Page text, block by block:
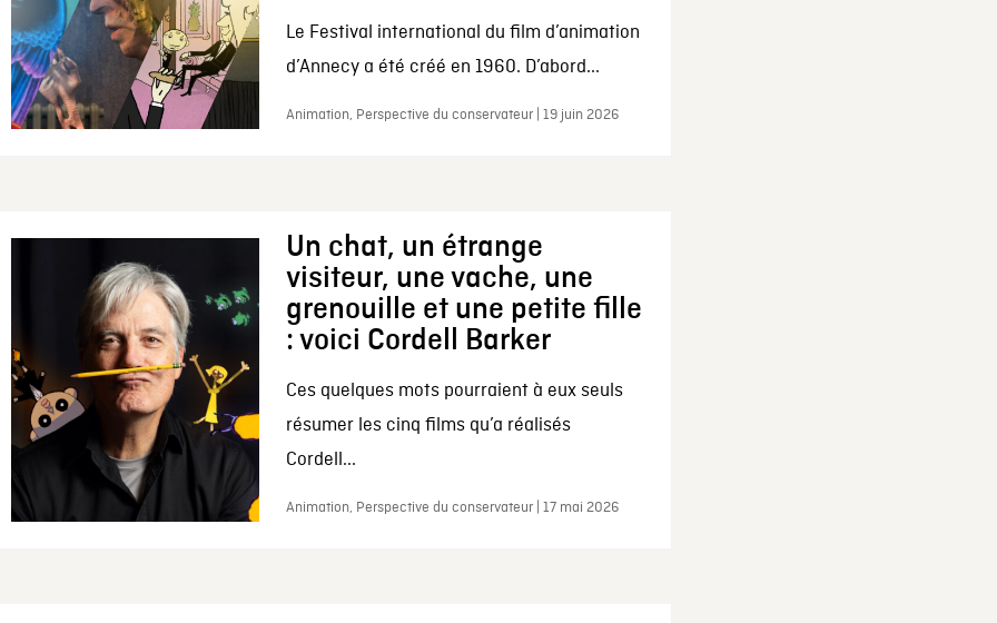
Le Festival international du film d’animation
d’Annecy a été créé en 1960. D’abord...
Animation, Perspective du conservateur | 19 juin 2026
Un chat, un étrange
visiteur, une vache, une
grenouille et une petite fille
: voici Cordell Barker
Ces quelques mots pourraient à eux seuls
résumer les cinq films qu’a réalisés
Cordell...
Animation, Perspective du conservateur | 17 mai 2026